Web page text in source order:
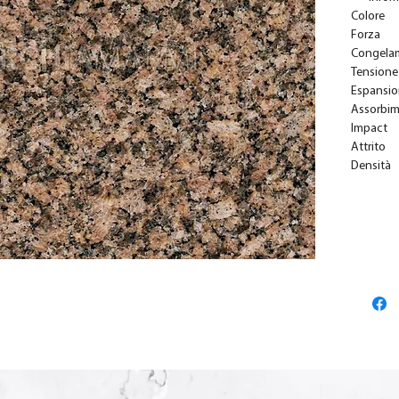
Colore
Forza
Tensione
Impact
Attrito
Densità